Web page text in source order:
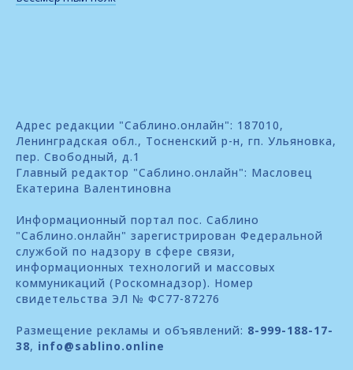
Адрес редакции "Саблино.онлайн": 187010,
Ленинградская обл., Тосненский р-н, гп. Ульяновка,
пер. Свободный, д.1
Главный редактор "Саблино.онлайн": Масловец
Екатерина Валентиновна
Информационный портал пос. Саблино
"Саблино.онлайн" зарегистрирован Федеральной
службой по надзору в сфере связи,
информационных технологий и массовых
коммуникаций (Роскомнадзор). Номер
свидетельства ЭЛ № ФС77-87276
Размещение рекламы и объявлений: 8-999-188-17-
38, info@sablino.online